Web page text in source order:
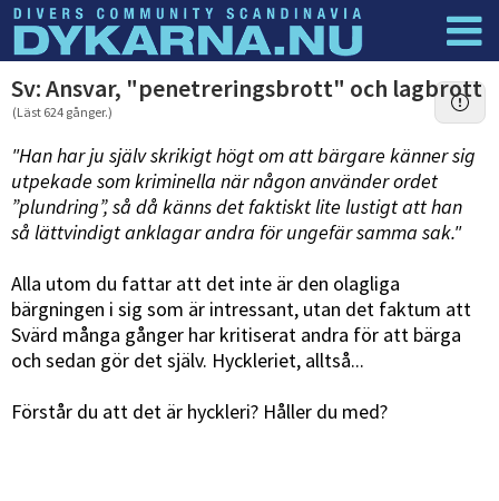
Dyknyheter Logga in
Sv: Ansvar, "penetreringsbrott" och lagbrott
(Läst 624 gånger.)
"Han har ju själv skrikigt högt om att bärgare känner sig
utpekade som kriminella när någon använder ordet
”plundring”, så då känns det faktiskt lite lustigt att han
så lättvindigt anklagar andra för ungefär samma sak."
Alla utom du fattar att det inte är den olagliga
bärgningen i sig som är intressant, utan det faktum att
Svärd många gånger har kritiserat andra för att bärga
och sedan gör det själv. Hyckleriet, alltså...
Förstår du att det är hyckleri? Håller du med?